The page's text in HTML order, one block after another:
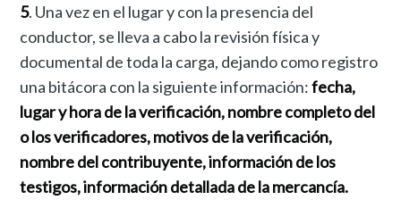
5. Una vez en el lugar y con la presencia del
conductor, se lleva a cabo la revisión física y
documental de toda la carga, dejando como registro
una bitácora con la siguiente información:fecha,
lugar y hora de la verificación, nombre completo del
o los verificadores, motivos de la verificación,
nombre del contribuyente, información de los
testigos, información detallada de la mercancía.